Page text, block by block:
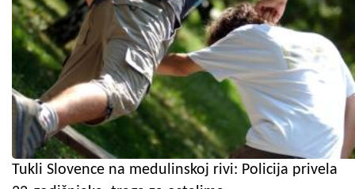
Tukli Slovence na medulinskoj rivi: Policija privela